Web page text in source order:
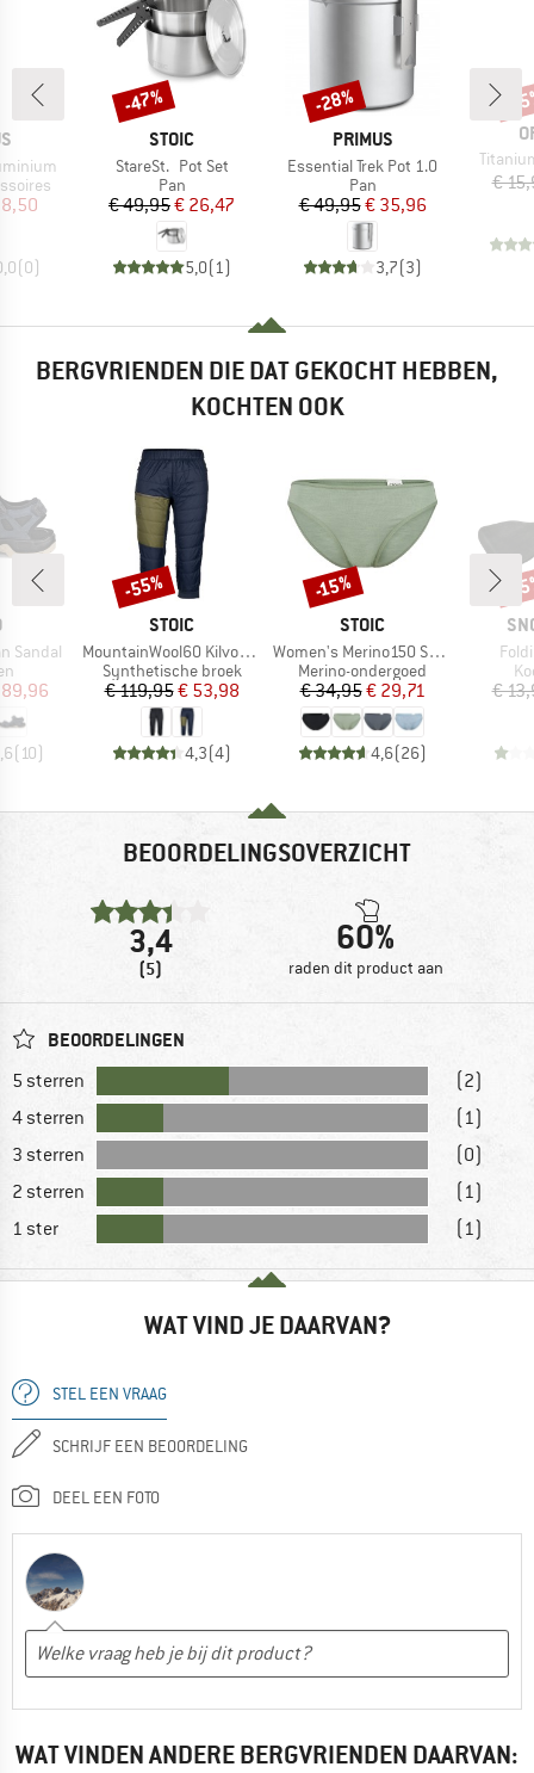
prijs
(0)
MERK
STOIC
Artikel
StareSt. Pot Set
Productgroep
Pan
Prijs
€ 49,95Verlaagde prijs
€ 26,47
5,0(1 )
Korting
-47%
MERK
PRIMUS
Artikel
Essential Trek Pot 1.0
Productgroep
Pan
Prijs
€ 49,95Verlaagde prijs
€ 35,96
3,7(3)
Korting
-28%
Artikel
€
-
BERGVRIENDEN DIE DAT GEKOCHT HEBBEN,
KOCHTEN OOK
Sandal
prijs
(10)
MERK
STOIC
Artikel
MountainWool60 KilvoSt. II Padded 3/4 Pants
Productgroep
Synthetische broek
Prijs
€ 119,95Verlaagde prijs
€ 53,98
4,3(4)
Korting
-55%
MERK
STOIC
Artikel
Women's Merino150 SadjemSt. Brief
Productgroep
Merino-ondergoed
Prijs
€ 34,95Verlaagde prijs
€ 29,71
4,6(26)
Korting
-15%
€
-
BEOORDELINGSOVERZICHT
3,4
(5)
60%
raden dit product aan
BEOORDELINGEN
5 sterren
(2)
4 sterren
(1)
3 sterren
(0)
2 sterren
(1)
1 ster
(1)
WAT VIND JE DAARVAN?
STEL EEN VRAAG
SCHRIJF EEN BEOORDELING
DEEL EEN FOTO
WAT VINDEN ANDERE BERGVRIENDEN DAARVAN: